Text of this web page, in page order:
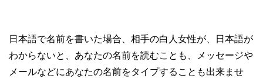
日本語で名前を書いた場合、相手の白人女性が、日本語が
わからないと、あなたの名前を読むことも、メッセージや
メールなどにあなたの名前をタイプすることも出来ませ